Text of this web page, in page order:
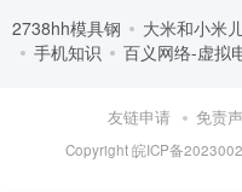
2738hh模具钢 大米和小米
手机知识
百义网络-虚拟
友链申请 免责
Copyright皖ICP备